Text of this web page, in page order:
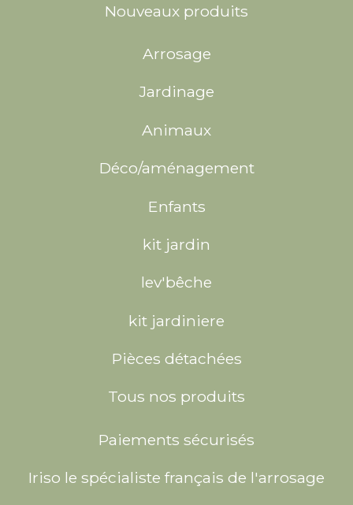
Nouveaux produits
Arrosage
Jardinage
Animaux
Déco/aménagement
Enfants
kit jardin
lev'bêche
kit jardiniere
Pièces détachées
Tous nos produits
Paiements sécurisés
Iriso le spécialiste français de l'arrosage